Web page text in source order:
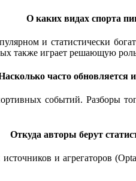
О каких видах спорта
и статистически
также играет решающую
часто обновляется
событий.
Откуда авторы берут
и агрегаторов